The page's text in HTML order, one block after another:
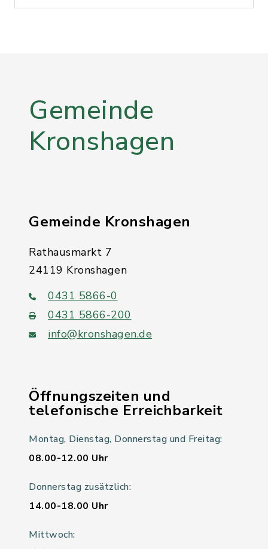
Gemeinde
Kronshagen
Gemeinde Kronshagen
Rathausmarkt 7
24119 Kronshagen
0431 5866-0
0431 5866-200
info@kronshagen.de
Öffnungszeiten und
telefonische Erreichbarkeit
Montag, Dienstag, Donnerstag und Freitag:
08.00-12.00 Uhr
Donnerstag zusätzlich:
14.00-18.00 Uhr
Mittwoch: